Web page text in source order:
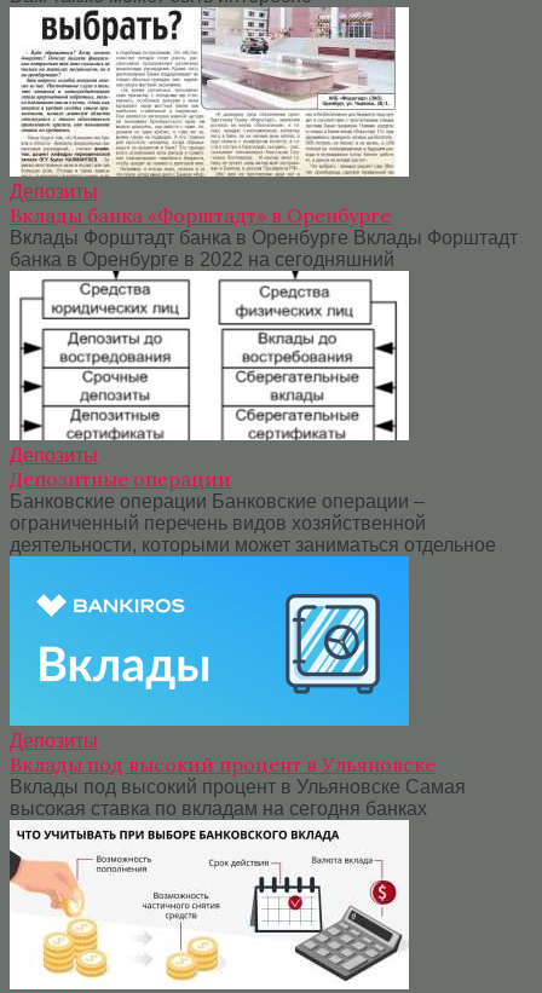
Депозиты
Вклады банка «Форштадт» в Оренбурге
Вклады Форштадт банка в Оренбурге Вклады Форштадт
банка в Оренбурге в 2022 на сегодняшний
Депозиты
Депозитные операции
Банковские операции Банковские операции –
ограниченный перечень видов хозяйственной
деятельности, которыми может заниматься отдельное
Депозиты
Вклады под высокий процент в Ульяновске
Вклады под высокий процент в Ульяновске Самая
высокая ставка по вкладам на сегодня банках